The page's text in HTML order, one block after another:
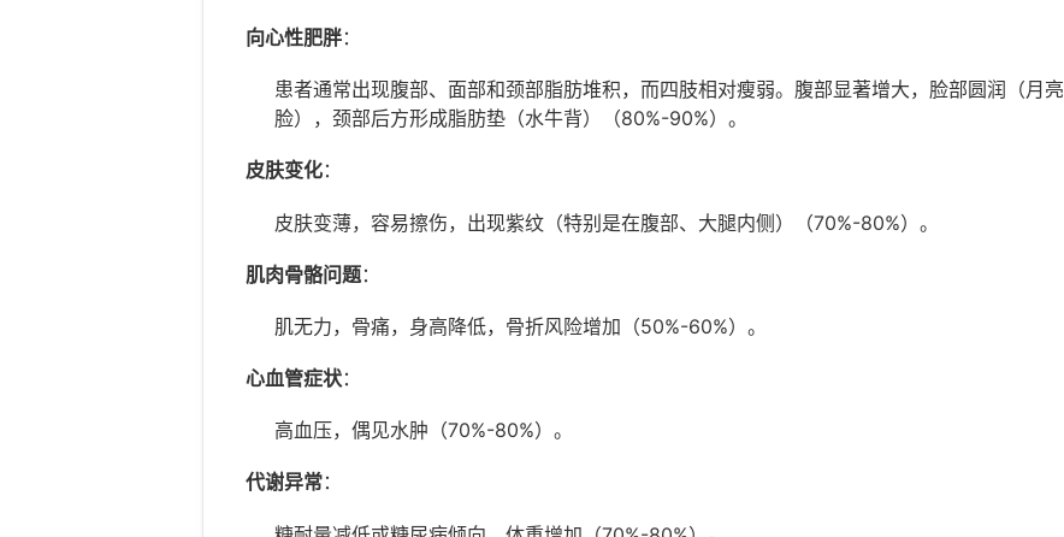
向心性肥胖：
患者通常出现腹部、面部和颈部脂肪堆积，而四肢相对瘦弱。腹部显著增大，脸部圆润（月亮
脸），颈部后方形成脂肪垫（水牛背）（80%-90%）。
皮肤变化：
皮肤变薄，容易擦伤，出现紫纹（特别是在腹部、大腿内侧）（70%-80%）。
肌肉骨骼问题：
肌无力，骨痛，身高降低，骨折风险增加（50%-60%）。
心血管症状：
高血压，偶见水肿（70%-80%）。
代谢异常：